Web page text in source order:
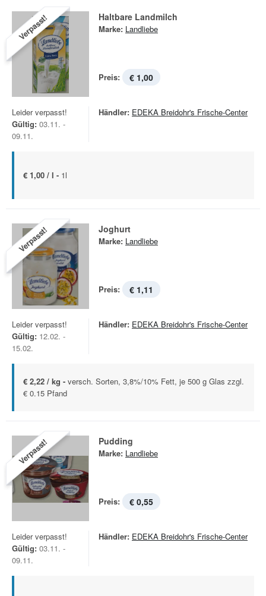
Verpasst! Haltbare Landmilch
Marke: Landliebe
Preis: € 1,00
Leider verpasst!
Gültig: 03.11. -
09.11.
Händler: EDEKA Breidohr's Frische-Center
€ 1,00 / l - 1l
Verpasst! Joghurt
Marke: Landliebe
Preis: € 1,11
Leider verpasst!
Gültig: 12.02. -
15.02.
Händler: EDEKA Breidohr's Frische-Center
€ 2,22 / kg - versch. Sorten, 3,8%/10% Fett, je 500 g Glas zzgl.
€ 0.15 Pfand
Verpasst! Pudding
Marke: Landliebe
Preis: € 0,55
Leider verpasst!
Gültig: 03.11. -
09.11.
Händler: EDEKA Breidohr's Frische-Center